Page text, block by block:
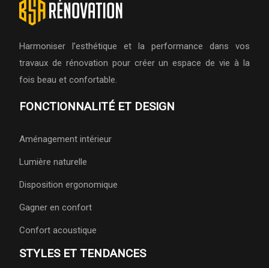
Harmoniser l’esthétique et la performance dans vos
travaux de rénovation pour créer un espace de vie à la
fois beau et confortable.
FONCTIONNALITÉ ET DESIGN
Aménagement intérieur
Lumière naturelle
Disposition ergonomique
Gagner en confort
Confort acoustique
STYLES ET TENDANCES